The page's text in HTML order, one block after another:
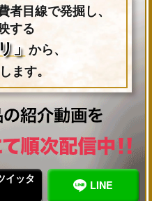
目線で発掘し、
する
」から、
ます。
イッタ
LINE